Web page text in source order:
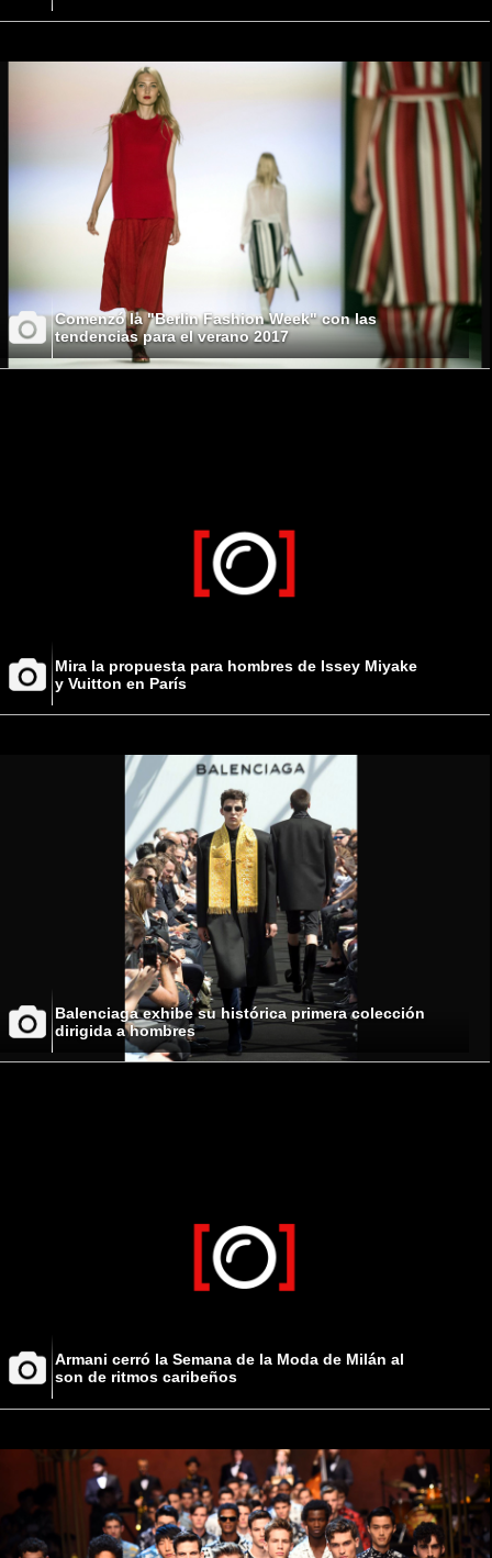
Comenzó la "Berlin Fashion Week" con las
tendencias para el verano 2017
Mira la propuesta para hombres de Issey Miyake
y Vuitton en París
Balenciaga exhibe su histórica primera colección
dirigida a hombres
Armani cerró la Semana de la Moda de Milán al
son de ritmos caribeños